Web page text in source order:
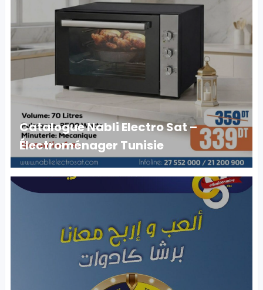
Catalogue Nabli Electro Sat –
Électroménager Tunisie